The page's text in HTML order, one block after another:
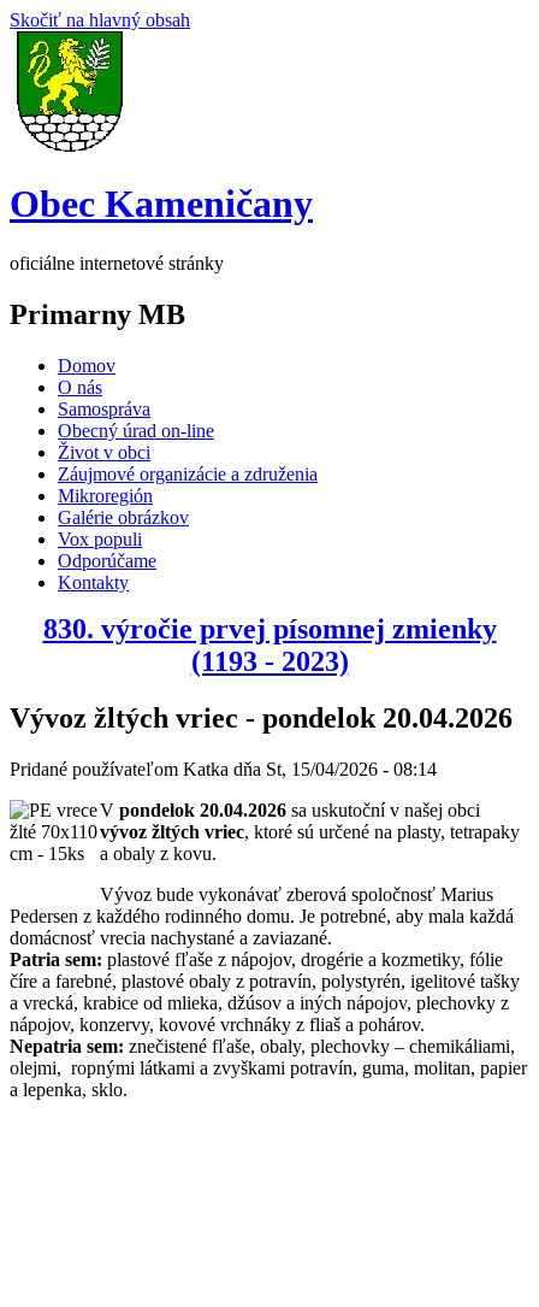
Skočiť na hlavný obsah
Obec Kameničany
oficiálne internetové stránky
Primarny MB
Domov
O nás
Samospráva
Obecný úrad on-line
Život v obci
Záujmové organizácie a združenia
Mikroregión
Galérie obrázkov
Vox populi
Odporúčame
Kontakty
830. výročie prvej písomnej zmienky
(1193 - 2023)
Vývoz žltých vriec - pondelok 20.04.2026
Pridané používateľom Katka dňa St, 15/04/2026 - 08:14
V pondelok 20.04.2026 sa uskutoční v našej obci
vývoz žltých vriec, ktoré sú určené na plasty, tetrapaky
a obaly z kovu.
Vývoz bude vykonávať zberová spoločnosť Marius
Pedersen z každého rodinného domu. Je potrebné, aby mala každá
domácnosť vrecia nachystané a zaviazané.
Patria sem: plastové fľaše z nápojov, drogérie a kozmetiky, fólie
číre a farebné, plastové obaly z potravín, polystyrén, igelitové tašky
a vrecká, krabice od mlieka, džúsov a iných nápojov, plechovky z
nápojov, konzervy, kovové vrchnáky z fliaš a pohárov.
Nepatria sem: znečistené fľaše, obaly, plechovky – chemikáliami,
olejmi, ropnými látkami a zvyškami potravín, guma, molitan, papier
a lepenka, sklo.